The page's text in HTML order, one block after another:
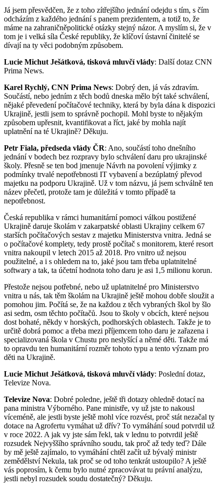
Já jsem přesvědčen, že z toho zítřejšího jednání odejdu s tím, s čím
odcházím z každého jednání s panem prezidentem, a totiž to, že
máme na zahraničněpolitické otázky stejný názor. A myslím si, že v
tom je i velká síla České republiky, že klíčoví ústavní činitelé se
dívají na ty věci podobným způsobem.
Lucie Michut Ješátková, tisková mluvčí vlády: Další dotaz CNN
Prima News.
Karel Rychlý, CNN Prima News: Dobrý den, já vás zdravím.
Součástí, nebo jedním z těch bodů dneska mělo být také schválení,
nějaké převedení počítačové techniky, která by byla dána k dispozici
Ukrajině, jestli jsem to správně pochopil. Mohl byste to nějakým
způsobem upřesnit, kvantifikovat a říct, jaké by mohla najít
uplatnění na té Ukrajině? Děkuju.
Petr Fiala, předseda vlády ČR: Ano, součástí toho dnešního
jednání v bodech bez rozpravy bylo schválení daru pro ukrajinské
školy. Přesně se ten bod jmenuje Návrh na povolení výjimky z
podmínky trvalé nepotřebnosti IT vybavení a bezúplatný převod
majetku na podporu Ukrajině. Už v tom názvu, já jsem schválně ten
název přečetl, protože tam je důležitá v tomto případě ta
nepotřebnost.
Česká republika v rámci humanitární pomoci válkou postižené
Ukrajině daruje školám v zakarpatské oblasti Ukrajiny celkem 67
starších počítačových sestav z majetku Ministerstva vnitra. Jedná se
o počítačové komplety, tedy prostě počítač s monitorem, které resort
vnitra nakoupil v letech 2015 až 2018. Pro vnitro už nejsou
použitelné, a i s ohledem na to, jaké jsou tam třeba uplatnitelné
softwary a tak, ta účetní hodnota toho daru je asi 1,5 milionu korun.
Přestože nejsou potřebné, nebo už uplatnitelné pro Ministerstvo
vnitra u nás, tak těm školám na Ukrajině ještě mohou dobře sloužit a
pomohou jim. Počítá se, že na každou z těch vybraných škol by šlo
asi sedm, osm těchto počítačů. Jsou to školy v obcích, které nejsou
dost bohaté, někdy v horských, podhorských oblastech. Takže je to
určitě dobrá pomoc a třeba mezi příjemcem toho daru je zařazena i
specializovaná škola v Chustu pro neslyšící a němé děti. Takže má
to opravdu ten humanitární rozměr tohoto typu a tento význam pro
děti na Ukrajině.
Lucie Michut Ješátková, tisková mluvčí vlády: Poslední dotaz,
Televize Nova.
Televize Nova: Dobré poledne, ještě tři dotazy ohledně dotací na
pana ministra Výborného. Pane ministře, vy už jste to nakousl
víceméně, ale jestli byste ještě mohl více rozvést, proč stát nezačal ty
dotace na Agrofertu vymáhat už dřív? To vymáhání soud potvrdil už
v roce 2022. A jak vy jste sám řekl, tak v lednu to potvrdil ještě
rozsudek Nejvyššího správního soudu, tak proč až tedy teď? Dále
by mě ještě zajímalo, to vymáhání chtěl začít už bývalý ministr
zemědělství Nekula, tak proč se od toho tenkrát ustoupilo? A ještě
vás poprosím, k čemu bylo nutné zpracovávat tu právní analýzu,
jestli nebyl rozsudek soudu dostatečný? Děkuju.